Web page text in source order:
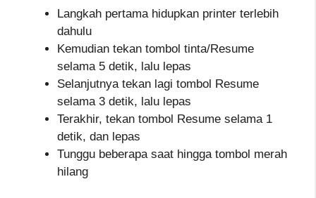
Langkah pertama hidupkan printer terlebih
dahulu
Kemudian tekan tombol tinta/Resume
selama 5 detik, lalu lepas
Selanjutnya tekan lagi tombol Resume
selama 3 detik, lalu lepas
Terakhir, tekan tombol Resume selama 1
detik, dan lepas
Tunggu beberapa saat hingga tombol merah
hilang